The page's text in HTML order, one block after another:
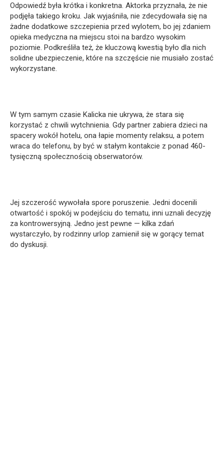
Odpowiedź była krótka i konkretna. Aktorka przyznała, że nie
podjęła takiego kroku. Jak wyjaśniła, nie zdecydowała się na
żadne dodatkowe szczepienia przed wylotem, bo jej zdaniem
opieka medyczna na miejscu stoi na bardzo wysokim
poziomie. Podkreśliła też, że kluczową kwestią było dla nich
solidne ubezpieczenie, które na szczęście nie musiało zostać
wykorzystane.
W tym samym czasie Kalicka nie ukrywa, że stara się
korzystać z chwili wytchnienia. Gdy partner zabiera dzieci na
spacery wokół hotelu, ona łapie momenty relaksu, a potem
wraca do telefonu, by być w stałym kontakcie z ponad 460-
tysięczną społecznością obserwatorów.
Jej szczerość wywołała spore poruszenie. Jedni docenili
otwartość i spokój w podejściu do tematu, inni uznali decyzję
za kontrowersyjną. Jedno jest pewne — kilka zdań
wystarczyło, by rodzinny urlop zamienił się w gorący temat
do dyskusji.